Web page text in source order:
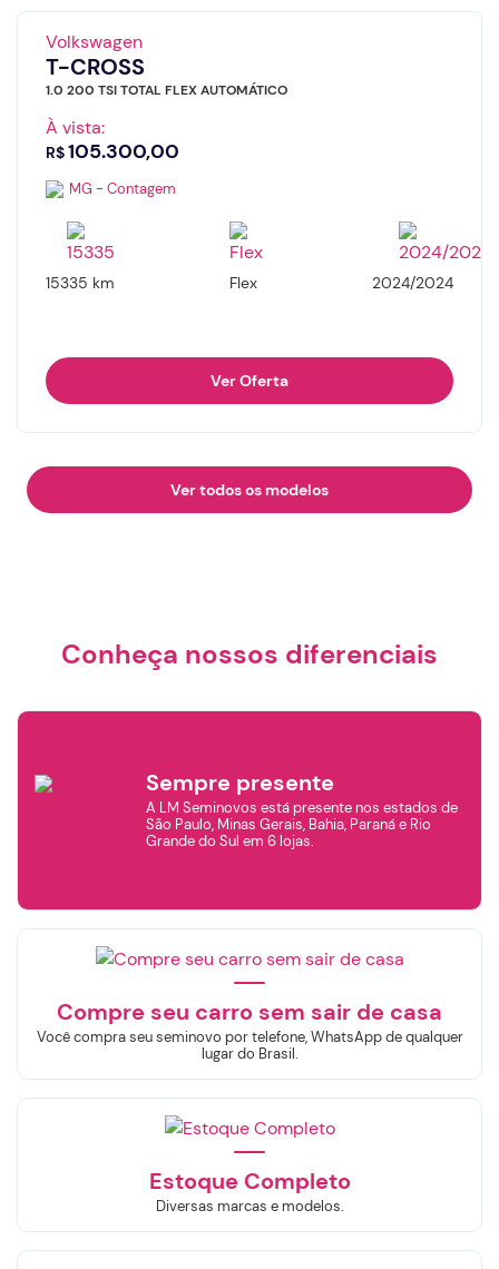
Volkswagen
T-CROSS
1.0 200 TSI TOTAL FLEX AUTOMÁTICO
À vista:
R$105.300,00
MG - Contagem
15335 km Flex 2024/2024
Ver Oferta
Ver todos os modelos
Conheça nossos diferenciais
Sempre presente
A LM Seminovos está presente nos estados de
São Paulo, Minas Gerais, Bahia, Paraná e Rio
Grande do Sul em 6 lojas.
Compre seu carro sem sair de casa
Você compra seu seminovo por telefone, WhatsApp de qualquer
lugar do Brasil.
Estoque Completo
Diversas marcas e modelos.